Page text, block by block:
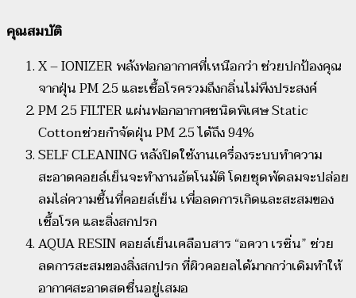
คุณสมบัติ
X – IONIZER พลังฟอกอากาศที่เหนือกว่า ช่วยปกป้องคุณ
จากฝุ่น PM 2.5 และเชื้อโรครวมถึงกลิ่นไม่พึงประสงค์
PM 2.5 FILTER แผ่นฟอกอากาศชนิดพิเศษ Static
Cottonช่วยกำจัดฝุ่น PM 2.5 ได้ถึง 94%
SELF CLEANING หลังปิดใช้งานเครื่องระบบทำความ
สะอาดคอยล์เย็นจะทำงานอัตโนมัติ โดยชุดพัดลมจะปล่อย
ลมไล่ความชื้นที่คอยล์เย็น เพื่อลดการเกิดและสะสมของ
เชื้อโรค และสิ่งสกปรก
AQUA RESIN คอยล์เย็นเคลือบสาร “อควา เรซิ่น” ช่วย
ลดการสะสมของสิ่งสกปรก ที่ผิวคอยลได้มากกว่าเดิมทำให้
อากาศสะอาดสดชื่นอยู่เสมอ